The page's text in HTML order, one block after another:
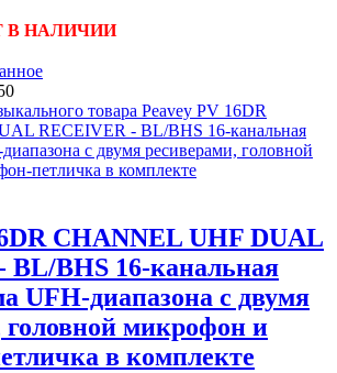
В НАЛИЧИИ
CHANNEL UHF DUAL
BL/BHS 16-канальная
UFH-диапазона с двумя
головной микрофон и
в комплекте